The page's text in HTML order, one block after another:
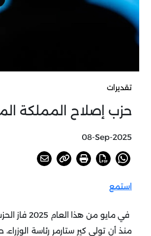
تقديرات
حزب إصلاح المملكة
08-Sep-2025
استمع
في مايو
منذ أن تولى كير ستارمر رئاسة